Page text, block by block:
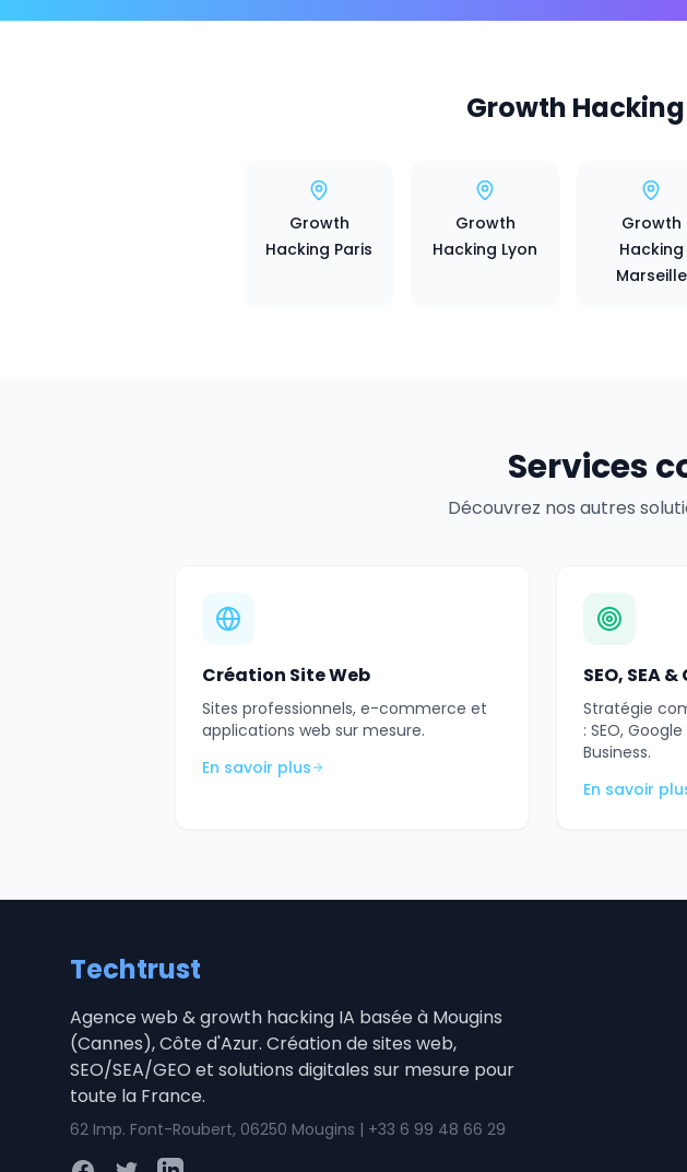
Growth
Growth
Hacking Paris
Growth
Hacking Lyon
Growth
Hacking
Marseille
Services
Découvrez nos autres
Création Site Web
Sites professionnels, e-commerce et
applications web sur mesure.
En savoir plus
SEO, SEA &
Stratégie
: SEO,
Business.
En savoir
Techtrust
Agence web & growth hacking IA basée à Mougins
(Cannes), Côte d'Azur. Création de sites web,
SEO/SEA/GEO et solutions digitales sur mesure pour
toute la France.
62 Imp. Font-Roubert, 06250 Mougins | +33 6 99 48 66 29